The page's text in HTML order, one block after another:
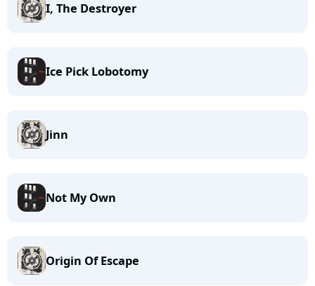
I, The Destroyer
Ice Pick Lobotomy
Jinn
Not My Own
Origin Of Escape